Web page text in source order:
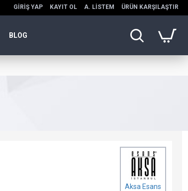
GIRIŞ YAP KAYIT OL A. LISTEM ÜRÜN KARŞILAŞTIR
BLOG
Aksa Esans